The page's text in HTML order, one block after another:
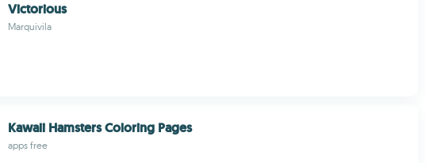
Victorious
Marquivila
Kawaii Hamsters Coloring Pages
apps free